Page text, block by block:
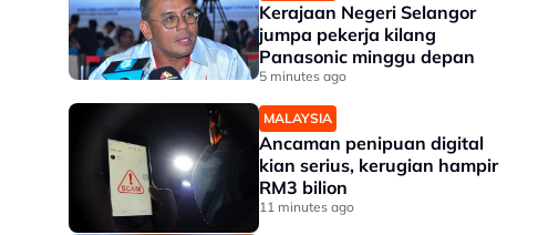
Kerajaan Negeri Selangor
jumpa pekerja kilang
Panasonic minggu depan
5 minutes ago
MALAYSIA
Ancaman penipuan digital
kian serius, kerugian hampir
RM3 bilion
11 minutes ago